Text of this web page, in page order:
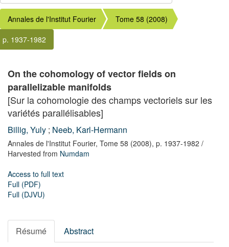
Annales de l'Institut Fourier
Tome 58 (2008)
p. 1937-1982
On the cohomology of vector fields on
parallelizable manifolds
[Sur la cohomologie des champs vectoriels sur les
variétés parallélisables]
Billig, Yuly ; Neeb, Karl-Hermann
Annales de l'Institut Fourier, Tome 58 (2008), p. 1937-1982 /
Harvested from Numdam
Access to full text
Full (PDF)
Full (DJVU)
Résumé Abstract